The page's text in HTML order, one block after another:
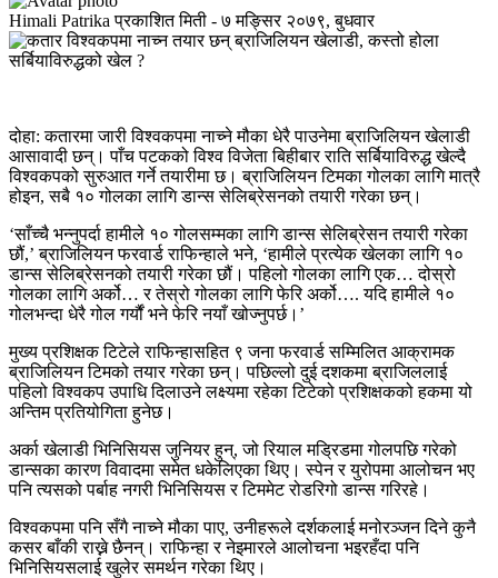
Himali Patrika प्रकाशित मिती - ७ मङ्सिर २०७९, बुधवार
दोहा: कतारमा जारी विश्वकपमा नाच्ने मौका धेरै पाउनेमा ब्राजिलियन खेलाडी
आसावादी छन्। पाँच पटकको विश्व विजेता बिहीबार राति सर्बियाविरुद्ध खेल्दै
विश्वकपको सुरुआत गर्ने तयारीमा छ। ब्राजिलियन टिमका गोलका लागि मात्रै
होइन, सबै १० गोलका लागि डान्स सेलिब्रेसनको तयारी गरेका छन्।
‘साँच्चै भन्नुपर्दा हामीले १० गोलसम्मका लागि डान्स सेलिब्रेसन तयारी गरेका
छौं,’ ब्राजिलियन फरवार्ड राफिन्हाले भने, ‘हामीले प्रत्येक खेलका लागि १०
डान्स सेलिब्रेसनको तयारी गरेका छौं। पहिलो गोलका लागि एक… दोस्रो
गोलका लागि अर्को… र तेस्रो गोलका लागि फेरि अर्को…. यदि हामीले १०
गोलभन्दा धेरै गोल गर्यौं भने फेरि नयाँ खोज्नुपर्छ।’
मुख्य प्रशिक्षक टिटेले राफिन्हासहित ९ जना फरवार्ड सम्मिलित आक्रामक
ब्राजिलियन टिमको तयार गरेका छन्। पछिल्लो दुई दशकमा ब्राजिललाई
पहिलो विश्वकप उपाधि दिलाउने लक्ष्यमा रहेका टिटेको प्रशिक्षकको हकमा यो
अन्तिम प्रतियोगिता हुनेछ।
अर्का खेलाडी भिनिसियस जुनियर हुन्, जो रियाल मड्रिडमा गोलपछि गरेको
डान्सका कारण विवादमा समेत धकेलिएका थिए। स्पेन र युरोपमा आलोचन भए
पनि त्यसको पर्बाह नगरी भिनिसियस र टिममेट रोडरिगो डान्स गरिरहे।
विश्वकपमा पनि सँगै नाच्ने मौका पाए, उनीहरूले दर्शकलाई मनोरञ्जन दिने कुनै
कसर बाँकी राख्ने छैनन्। राफिन्हा र नेइमारले आलोचना भइरहँदा पनि
भिनिसियसलाई खुलेर समर्थन गरेका थिए।